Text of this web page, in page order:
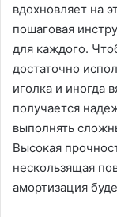
вдохновляет на
пошаговая
для каждого.
достаточно
иголка и иногда
получается
выполнять
Высокая
нескользящая
амортизация